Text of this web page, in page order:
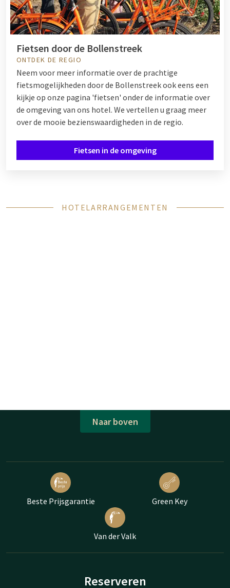
Fietsen door de Bollenstreek
ONTDEK DE REGIO
Neem voor meer informatie over de prachtige
fietsmogelijkheden door de Bollenstreek ook eens een
kijkje op onze pagina 'fietsen' onder de informatie over
de omgeving van ons hotel. We vertellen u graag meer
over de mooie bezienswaardigheden in de regio.
Fietsen in de omgeving
HOTELARRANGEMENTEN
Naar boven
Beste Prijsgarantie Green Key
Van der Valk
Reserveren